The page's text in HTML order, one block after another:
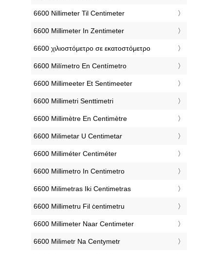
‎6600 Nillimeter Til Centimeter
‎6600 Millimeter In Zentimeter
‎6600 χιλιοστόμετρο σε εκατοστόμετρο
‎6600 Milímetro En Centímetro
‎6600 Millimeeter Et Sentimeeter
‎6600 Millimetri Senttimetri
‎6600 Millimètre En Centimètre
‎6600 Milimetar U Centimetar
‎6600 Milliméter Centiméter
‎6600 Millimetro In Centimetro
‎6600 Milimetras Iki Centimetras
‎6600 Millimetru Fil ċentimetru
‎6600 Millimeter Naar Centimeter
‎6600 Milimetr Na Centymetr